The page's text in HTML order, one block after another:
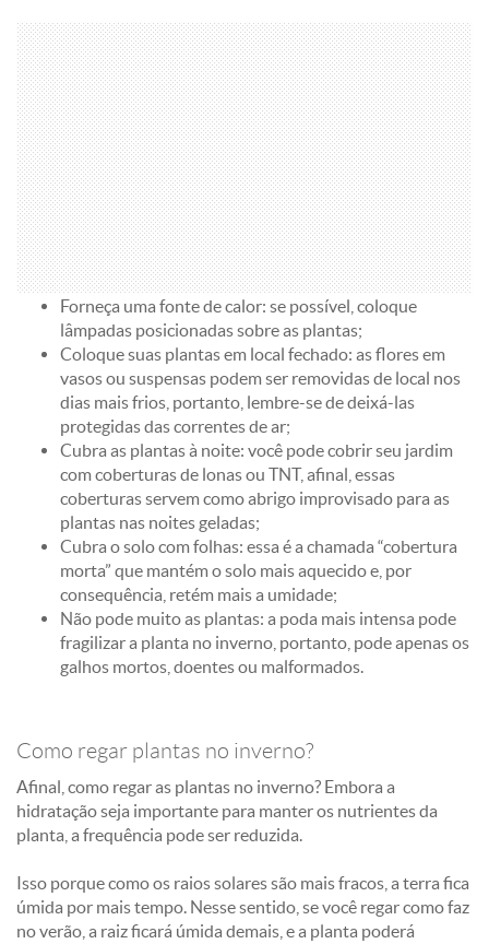
Forneça uma fonte de calor: se possível, coloque
lâmpadas posicionadas sobre as plantas;
Coloque suas plantas em local fechado: as flores em
vasos ou suspensas podem ser removidas de local nos
dias mais frios, portanto, lembre-se de deixá-las
protegidas das correntes de ar;
Cubra as plantas à noite: você pode cobrir seu jardim
com coberturas de lonas ou TNT, afinal, essas
coberturas servem como abrigo improvisado para as
plantas nas noites geladas;
Cubra o solo com folhas: essa é a chamada “cobertura
morta” que mantém o solo mais aquecido e, por
consequência, retém mais a umidade;
Não pode muito as plantas: a poda mais intensa pode
fragilizar a planta no inverno, portanto, pode apenas os
galhos mortos, doentes ou malformados.
Como regar plantas no inverno?
Afinal, como regar as plantas no inverno? Embora a
hidratação seja importante para manter os nutrientes da
planta, a frequência pode ser reduzida.
Isso porque como os raios solares são mais fracos, a terra fica
úmida por mais tempo. Nesse sentido, se você regar como faz
no verão, a raiz ficará úmida demais, e a planta poderá